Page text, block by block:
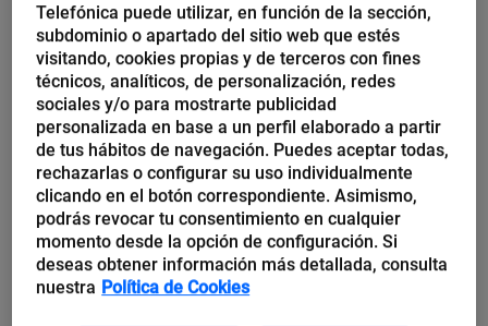
Telefónica puede utilizar, en función de la sección,
subdominio o apartado del sitio web que estés
visitando, cookies propias y de terceros con fines
técnicos, analíticos, de personalización, redes
sociales y/o para mostrarte publicidad
personalizada en base a un perfil elaborado a partir
de tus hábitos de navegación. Puedes aceptar todas,
rechazarlas o configurar su uso individualmente
clicando en el botón correspondiente. Asimismo,
podrás revocar tu consentimiento en cualquier
momento desde la opción de configuración. Si
deseas obtener información más detallada, consulta
nuestra Política de Cookies